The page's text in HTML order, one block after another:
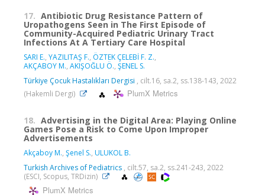
17. Antibiotic Drug Resistance Pattern of
Uropathogens Seen in The First Episode of
Community-Acquired Pediatric Urinary Tract
Infections At A Tertiary Care Hospital
SARI E., YAZILITAŞ F., ÖZTEK ÇELEBİ F. Z.,
AKÇABOY M., AKIŞOĞLU Ö., ŞENEL S.
Türkiye Çocuk Hastalıkları Dergisi , cilt.16, sa.2, ss.138-143, 2022
(Hakemli Dergi)
PlumX Metrics
18. Advertising in the Digital Area: Playing Online
Games Pose a Risk to Come Upon Improper
Advertisements
Akçaboy M., Şenel S., ULUKOL B.
Turkish Archives of Pediatrics , cilt.57, sa.2, ss.241-243, 2022
(ESCI, Scopus, TRDizin)
PlumX Metrics